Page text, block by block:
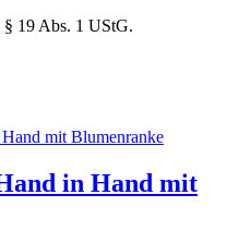
§ 19 Abs. 1 UStG.
in Hand mit